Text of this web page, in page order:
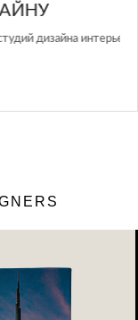
дизайна интерьера